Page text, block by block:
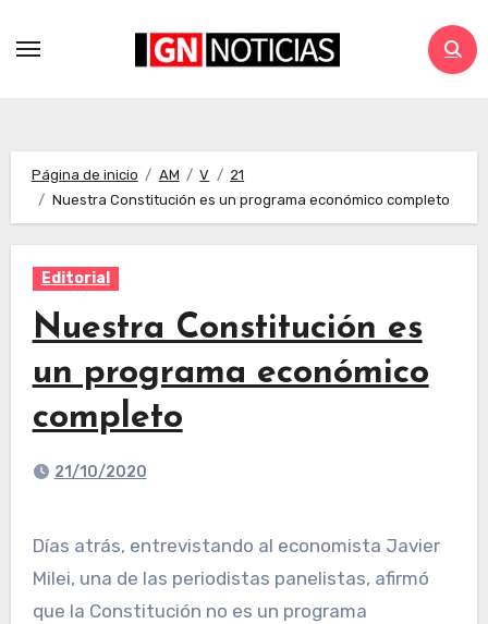
Página de inicio AM V
21
Nuestra Constitución es un programa económico completo
Editorial
Nuestra Constitución es
un programa económico
completo
21/10/2020
Días atrás, entrevistando al economista Javier
Milei, una de las periodistas panelistas, afirmó
que la Constitución no es un programa